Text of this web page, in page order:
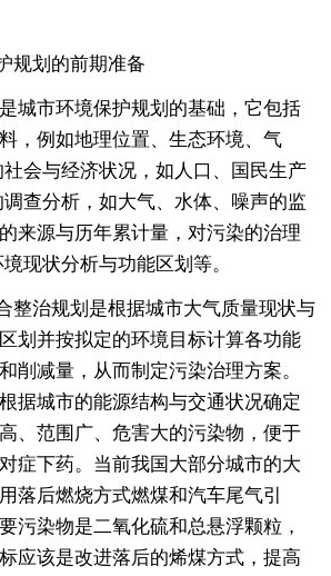
规划的前期准备
城市环境保护规划的基础，它包括
，例如地理位置、生态环境、气
会与经济状况，如人口、国民生产
查分析，如大气、水体、噪声的监
来源与历年累计量，对污染的治理
现状分析与功能区划等。
整治规划是根据城市大气质量现状与
划并按拟定的环境目标计算各功能
削减量，从而制定污染治理方案。
据城市的能源结构与交通状况确定
、范围广、危害大的污染物，便于
症下药。当前我国大部分城市的大
落后燃烧方式燃煤和汽车尾气引
污染物是二氧化硫和总悬浮颗粒，
应该是改进落后的烯煤方式，提高